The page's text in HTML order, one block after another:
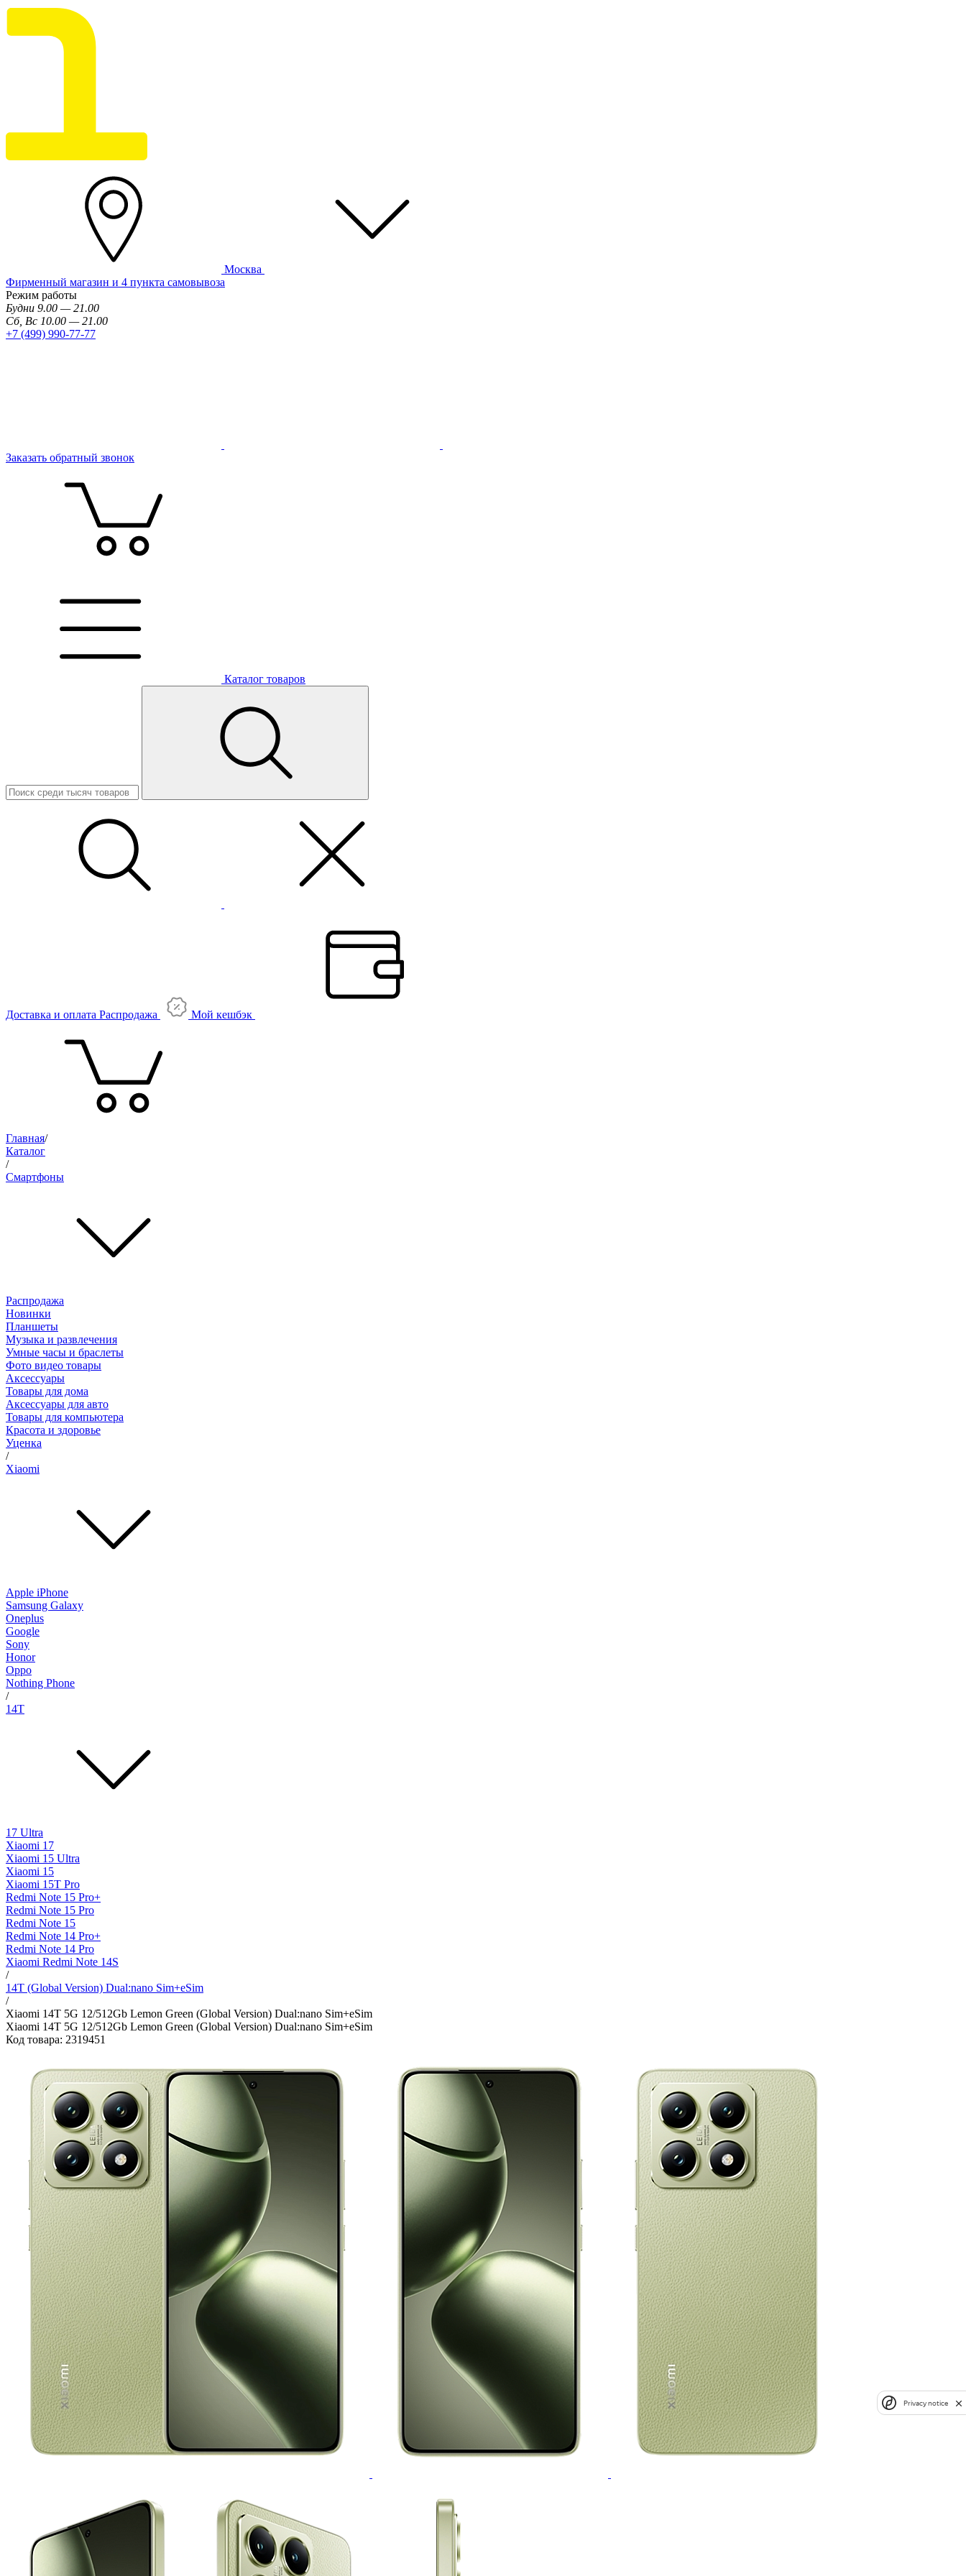
Москва
Фирменный магазин и 4 пункта самовывоза
Режим работы
Будни 9.00 — 21.00
Сб, Вс 10.00 — 21.00
+7 (499) 990-77-77
Заказать обратный звонок
Каталог товаров
Доставка и оплата Распродажа Мой кешбэк
Главная/
Каталог
/
Смартфоны
Распродажа
Новинки
Планшеты
Музыка и развлечения
Умные часы и браслеты
Фото видео товары
Аксессуары
Товары для дома
Аксессуары для авто
Товары для компьютера
Красота и здоровье
Уценка
/
Xiaomi
Apple iPhone
Samsung Galaxy
Oneplus
Google
Sony
Honor
Oppo
Nothing Phone
/
14T
17 Ultra
Xiaomi 17
Xiaomi 15 Ultra
Xiaomi 15
Xiaomi 15T Pro
Redmi Note 15 Pro+
Redmi Note 15 Pro
Redmi Note 15
Redmi Note 14 Pro+
Redmi Note 14 Pro
Xiaomi Redmi Note 14S
/
14T (Global Version) Dual:nano Sim+eSim
/
Xiaomi 14T 5G 12/512Gb Lemon Green (Global Version) Dual:nano Sim+eSim
Xiaomi 14T 5G 12/512Gb Lemon Green (Global Version) Dual:nano Sim+eSim
Код товара: 2319451
Privacy notice